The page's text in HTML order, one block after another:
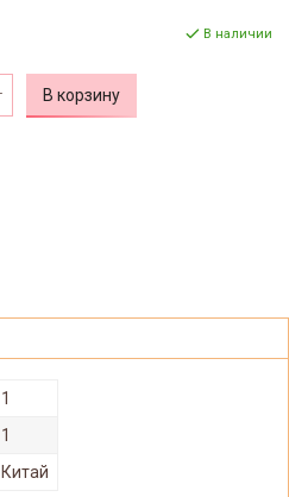
В наличии
В корзину
1
1
Китай